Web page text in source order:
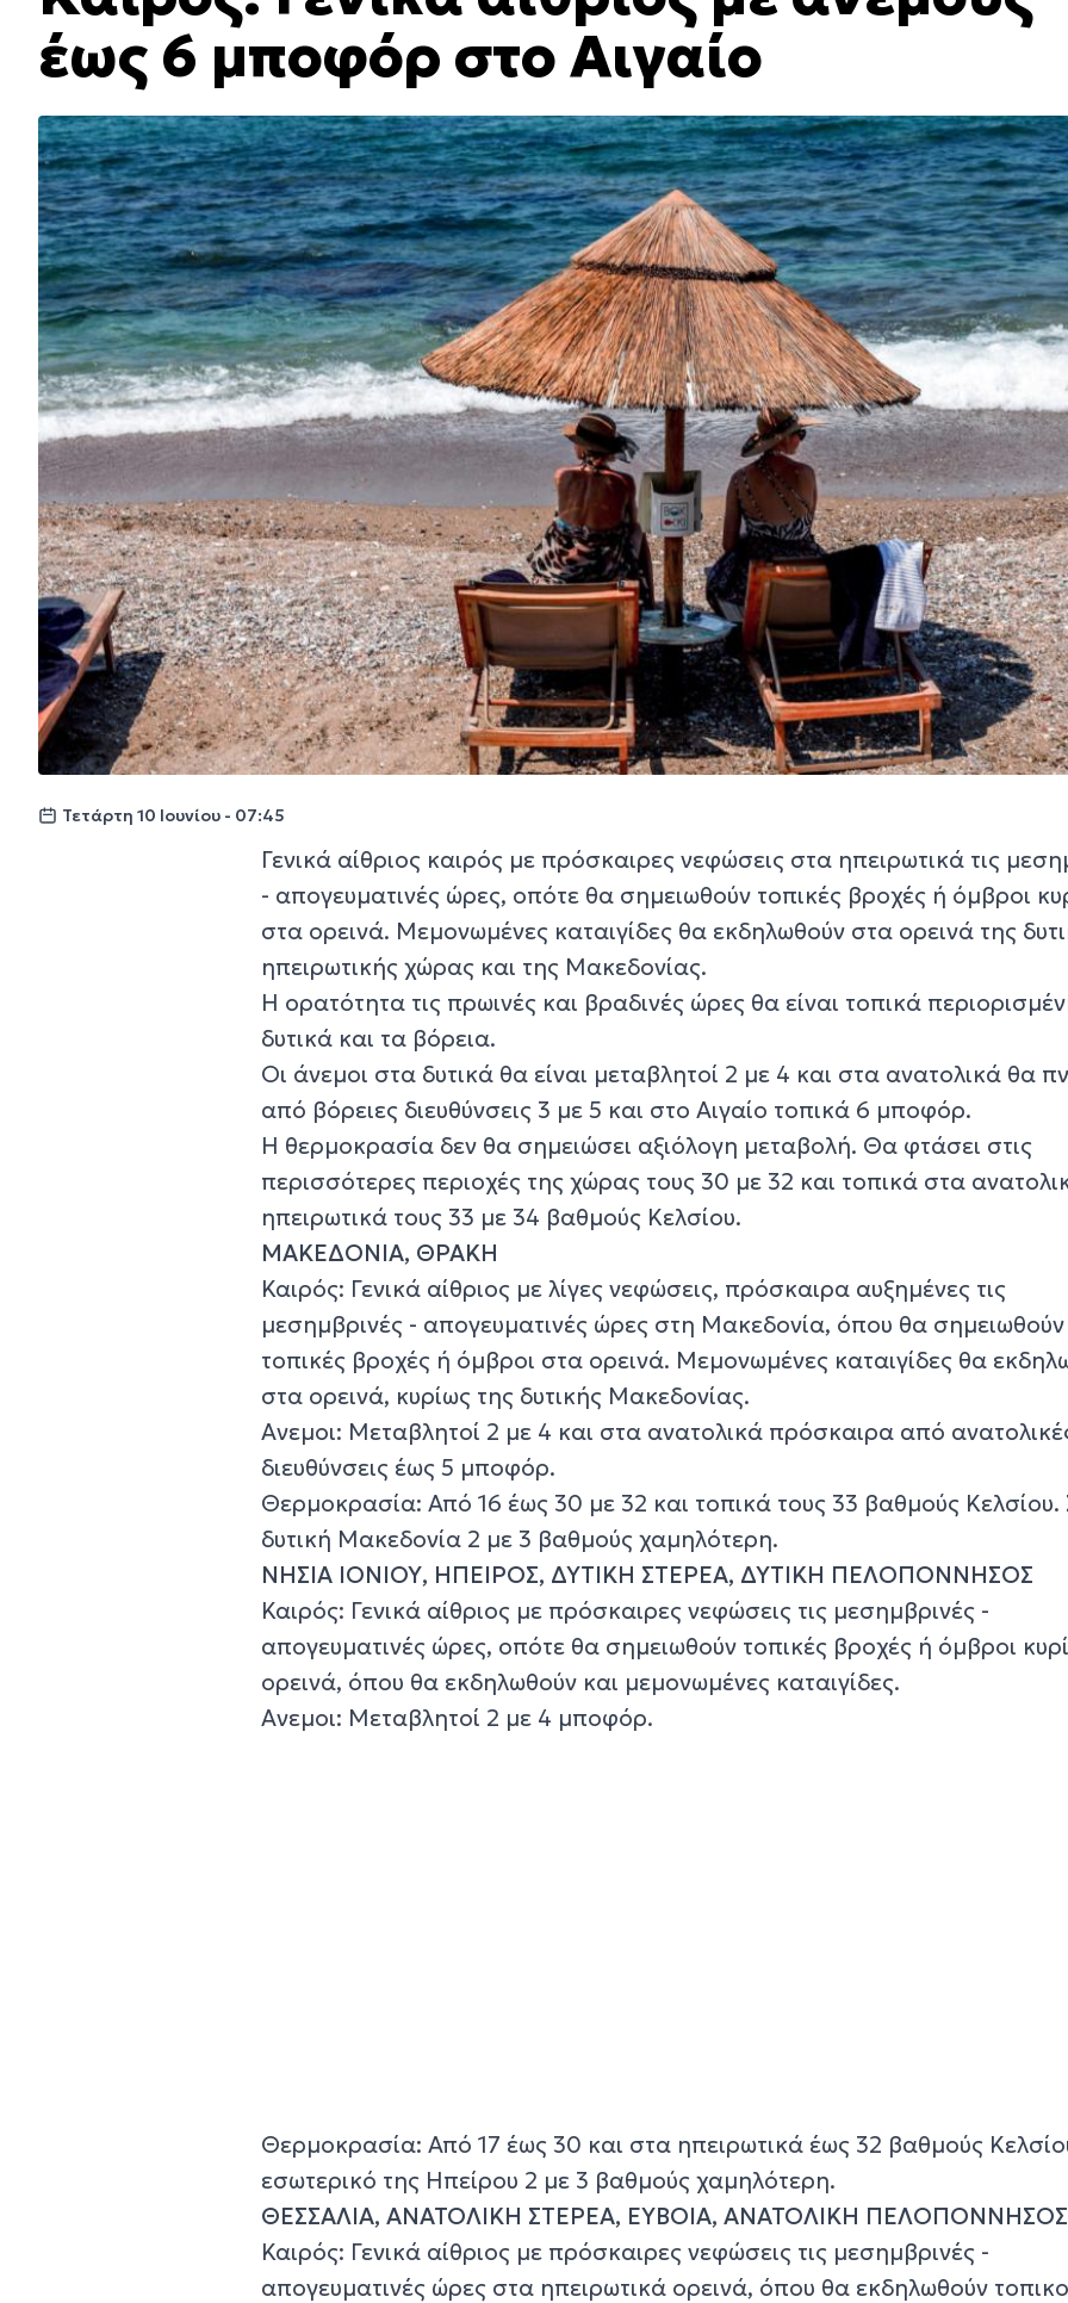
έως 6 μποφόρ στο Αιγαίο
Τετάρτη 10 Ιουνίου - 07:45
Γενικά αίθριος καιρός με πρόσκαιρες νεφώσεις στα ηπειρωτικά τις
- απογευματινές ώρες, οπότε θα σημειωθούν τοπικές βροχές ή όμβροι
στα ορεινά. Mεμονωμένες καταιγίδες θα εκδηλωθούν στα ορεινά της
ηπειρωτικής χώρας και της Μακεδονίας.
Η ορατότητα τις πρωινές και βραδινές ώρες θα είναι τοπικά
δυτικά και τα βόρεια.
Οι άνεμοι στα δυτικά θα είναι μεταβλητοί 2 με 4 και στα ανατολικά θα
από βόρειες διευθύνσεις 3 με 5 και στο Αιγαίο τοπικά 6 μποφόρ.
Η θερμοκρασία δεν θα σημειώσει αξιόλογη μεταβολή. Θα φτάσει στις
περισσότερες περιοχές της χώρας τους 30 με 32 και τοπικά στα
ηπειρωτικά τους 33 με 34 βαθμούς Κελσίου.
ΜΑΚΕΔΟΝΙΑ, ΘΡΑΚΗ
Καιρός: Γενικά αίθριος με λίγες νεφώσεις, πρόσκαιρα αυξημένες τις
μεσημβρινές - απογευματινές ώρες στη Μακεδονία, όπου θα σημειωθούν
τοπικές βροχές ή όμβροι στα ορεινά. Μεμονωμένες καταιγίδες θα
στα ορεινά, κυρίως της δυτικής Μακεδονίας.
Ανεμοι: Μεταβλητοί 2 με 4 και στα ανατολικά πρόσκαιρα από
διευθύνσεις έως 5 μποφόρ.
Θερμοκρασία: Από 16 έως 30 με 32 και τοπικά τους 33 βαθμούς Κελσίου.
δυτική Μακεδονία 2 με 3 βαθμούς χαμηλότερη.
ΝΗΣΙΑ ΙΟΝΙΟΥ, ΗΠΕΙΡΟΣ, ΔΥΤΙΚΗ ΣΤΕΡΕΑ, ΔΥΤΙΚΗ ΠΕΛΟΠΟΝΝΗΣΟΣ
Καιρός: Γενικά αίθριος με πρόσκαιρες νεφώσεις τις μεσημβρινές -
απογευματινές ώρες, οπότε θα σημειωθούν τοπικές βροχές ή όμβροι
ορεινά, όπου θα εκδηλωθούν και μεμονωμένες καταιγίδες.
Ανεμοι: Μεταβλητοί 2 με 4 μποφόρ.
Θερμοκρασία: Από 17 έως 30 και στα ηπειρωτικά έως 32 βαθμούς
εσωτερικό της Ηπείρου 2 με 3 βαθμούς χαμηλότερη.
ΘΕΣΣΑΛΙΑ, ΑΝΑΤΟΛΙΚΗ ΣΤΕΡΕΑ, ΕΥΒΟΙΑ, ΑΝΑΤΟΛΙΚΗ ΠΕΛΟΠΟΝΝΗΣΟΣ
Καιρός: Γενικά αίθριος με πρόσκαιρες νεφώσεις τις μεσημβρινές -
απογευματινές ώρες στα ηπειρωτικά ορεινά, όπου θα εκδηλωθούν